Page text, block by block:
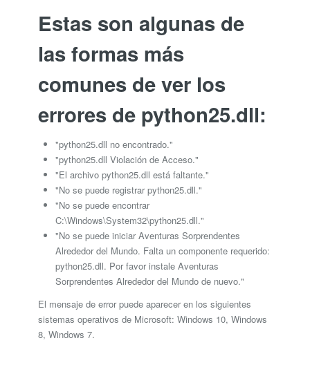
Estas son algunas de
las formas más
comunes de ver los
errores de python25.dll:
"python25.dll no encontrado."
"python25.dll Violación de Acceso."
"El archivo python25.dll está faltante."
"No se puede registrar python25.dll."
"No se puede encontrar
C:\Windows\System32\python25.dll."
"No se puede iniciar Aventuras Sorprendentes
Alrededor del Mundo. Falta un componente requerido:
python25.dll. Por favor instale Aventuras
Sorprendentes Alrededor del Mundo de nuevo."
El mensaje de error puede aparecer en los siguientes
sistemas operativos de Microsoft: Windows 10, Windows
8, Windows 7.